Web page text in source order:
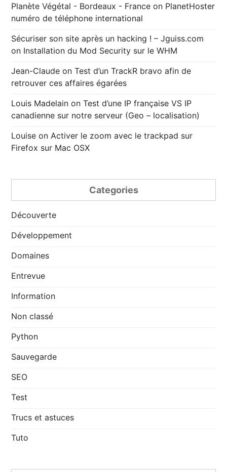
Planète Végétal - Bordeaux - France on PlanetHoster
numéro de téléphone international
Sécuriser son site après un hacking ! – Jguiss.com
on Installation du Mod Security sur le WHM
Jean-Claude onTest d’un TrackR bravo afin de
retrouver ces affaires égarées
Louis Madelain onTest d’une IP française VS IP
canadienne sur notre serveur (Geo – localisation)
Louise on Activer le zoom avec le trackpad sur
Firefox sur Mac OSX
Categories
Découverte
Développement
Domaines
Entrevue
Information
Non classé
Python
Sauvegarde
SEO
Test
Trucs et astuces
Tuto